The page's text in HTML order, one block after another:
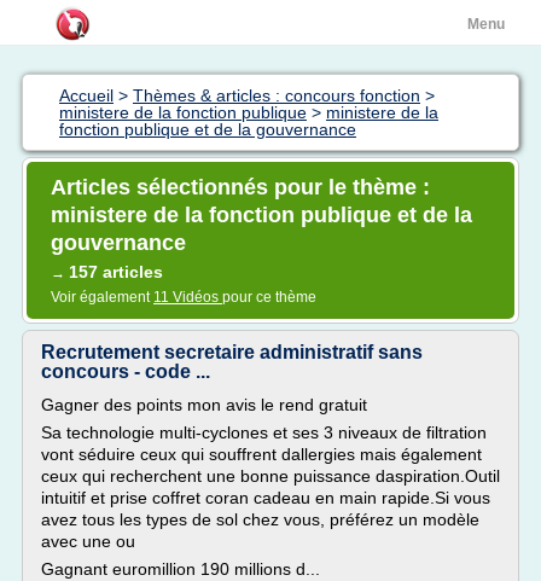
Menu
Accueil > Thèmes & articles : concours fonction >
ministere de la fonction publique > ministere de la
fonction publique et de la gouvernance
Articles sélectionnés pour le thème :
ministere de la fonction publique et de la
gouvernance
→ 157 articles
Voir également 11 Vidéos pour ce thème
Recrutement secretaire administratif sans
concours - code ...
Gagner des points mon avis le rend gratuit
Sa technologie multi-cyclones et ses 3 niveaux de filtration
vont séduire ceux qui souffrent dallergies mais également
ceux qui recherchent une bonne puissance daspiration.Outil
intuitif et prise coffret coran cadeau en main rapide.Si vous
avez tous les types de sol chez vous, préférez un modèle
avec une ou
Gagnant euromillion 190 millions d...